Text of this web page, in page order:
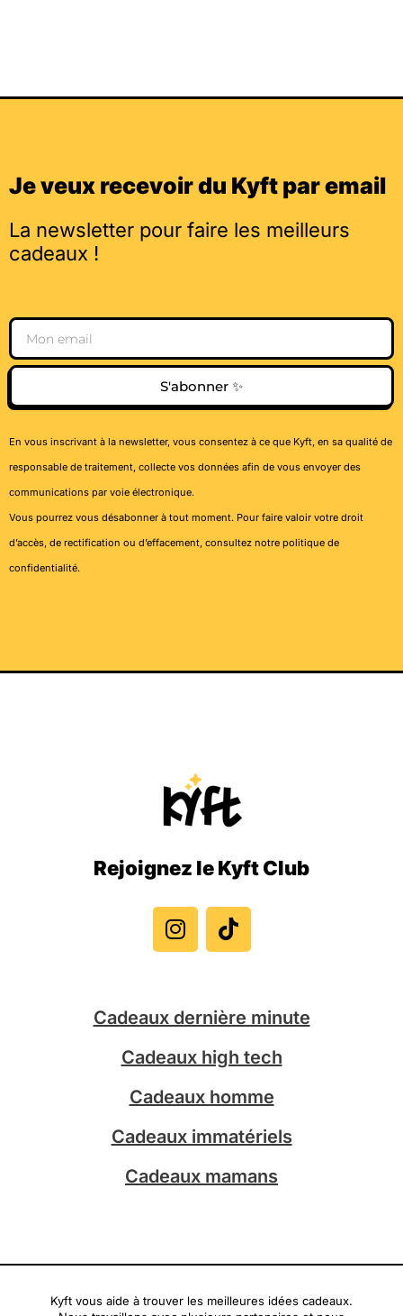
Je veux recevoir du Kyft par email
La newsletter pour faire les meilleurs
cadeaux !
Email
S'abonner ✨
En vous inscrivant à la newsletter, vous consentez à ce que Kyft, en sa qualité de
responsable de traitement, collecte vos données afin de vous envoyer des
communications par voie électronique.
Vous pourrez vous désabonner à tout moment. Pour faire valoir votre droit
d’accès, de rectification ou d’effacement, consultez notre politique de
confidentialité.
Rejoignez le Kyft Club
n
s
t
r
a
m
i
k
t
Cadeaux dernière minute
Cadeaux high tech
Cadeaux homme
Cadeaux immatériels
Cadeaux mamans
Kyft vous aide à trouver les meilleures idées cadeaux.